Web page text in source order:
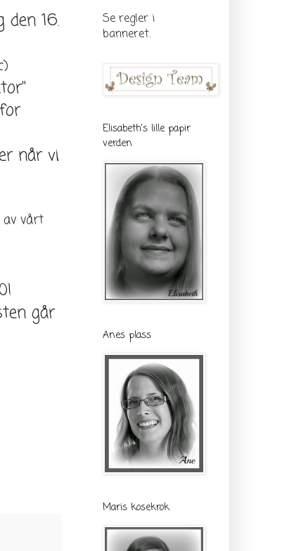
16.
når vi
vårt
går
Se regler i
banneret.
Elisabeth's lille papir
verden
Anes plass
Maris kosekrok